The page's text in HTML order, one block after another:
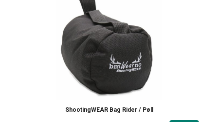
ShootingWEAR Bag Rider / Pøll